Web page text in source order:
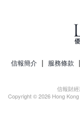
信報簡介 | 服務條款 |
信報財經
Copyright © 2026 Hong